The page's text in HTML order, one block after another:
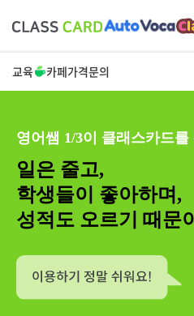
교육 카페가격문의
영어쌤 1/3이 클래스카드
일은 줄고,
학생들이 좋아하며,
성적도 오르기 때문